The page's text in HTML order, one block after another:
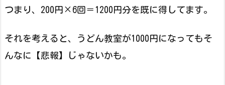
つまり、200円×6回＝1200円分を既に得してます。
それを考えると、うどん教室が1000円になってもそ
んなに【悲報】じゃないかも。